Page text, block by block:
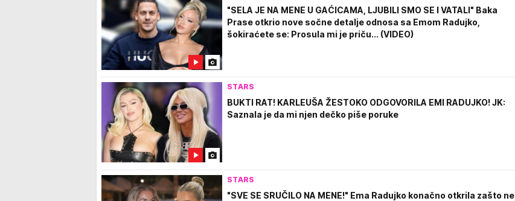
"SELA JE NA MENE U GAĆICAMA, LJUBILI SMO SE I VATALI" Baka
Prase otkrio nove sočne detalje odnosa sa Emom Radujko,
šokiraćete se: Prosula mi je priču... (VIDEO)
STARS
BUKTI RAT! KARLEUŠA ŽESTOKO ODGOVORILA EMI RADUJKO! JK:
Saznala je da mi njen dečko piše poruke
STARS
"SVE SE SRUČILO NA MENE!" Ema Radujko konačno otkrila zašto ne